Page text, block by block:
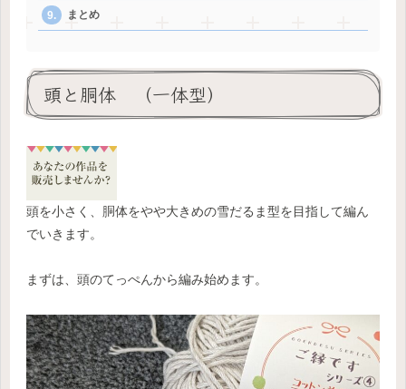
まとめ
頭と胴体 （一体型）
頭を小さく、胴体をやや大きめの雪だるま型を目指して編ん
でいきます。
まずは、頭のてっぺんから編み始めます。